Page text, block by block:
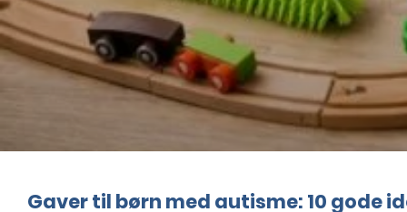
Gaver til børn med autisme: 10 gode